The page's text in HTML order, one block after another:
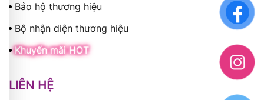
Bảo hộ thương hiệu
Bộ nhận diện thương hiệu
Khuyến mãi HOT
LIÊN HỆ